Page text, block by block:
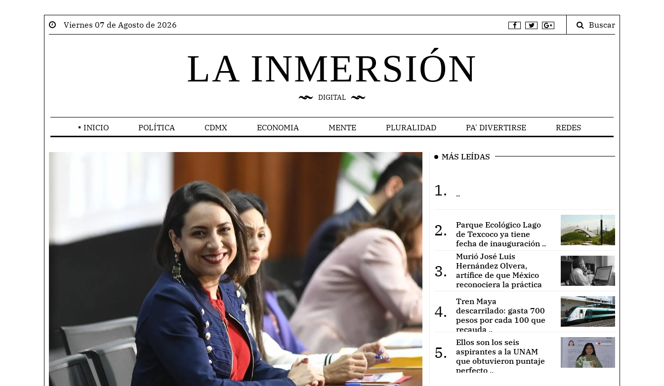
Viernes 07 de Agosto de 2026 Buscar
LA INMERSIÓN
DIGITAL
INICIO POLÍTICA CDMX ECONOMIA MENTE PLURALIDAD PA' DIVERTIRSE REDES
MÁS LEÍDAS
1. ..
2.
Parque Ecológico Lago
de Texcoco ya tiene
fecha de inauguración ..
3.
Murió José Luis
Hernández Olvera,
artífice de que México
reconociera la práctica
4.
Tren Maya
descarrilado: gasta 700
pesos por cada 100 que
recauda ..
5.
Ellos son los seis
aspirantes a la UNAM
que obtuvieron puntaje
perfecto ..